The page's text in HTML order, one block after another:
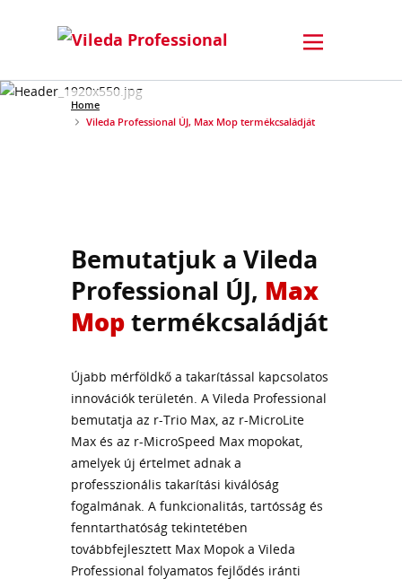
Home
Vileda Professional ÚJ, Max Mop termékcsaládját
Bemutatjuk a Vileda
Professional ÚJ, Max
Moptermékcsaládját
Újabb mérföldkő a takarítással kapcsolatos
innovációk területén. A Vileda Professional
bemutatja az r-Trio Max, az r-MicroLite
Max és az r-MicroSpeed Max mopokat,
amelyek új értelmet adnak a
professzionális takarítási kiválóság
fogalmának. A funkcionalitás, tartósság és
fenntarthatóság tekintetében
továbbfejlesztett Max Mopok a Vileda
Professional folyamatos fejlődés iránti